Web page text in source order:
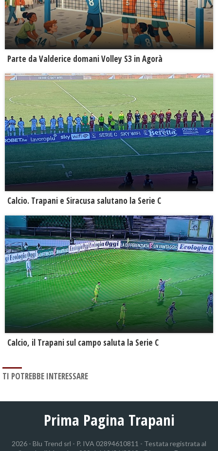
Parte da Valderice domani Volley S3 in Agorà
Calcio. Trapani e Siracusa salutano la Serie C
Calcio, il Trapani sul campo saluta la Serie C
TI POTREBBE INTERESSARE
Prima Pagina Trapani
2026 - Blu Trend srl - P. IVA 02894610811 - Testata registrata al